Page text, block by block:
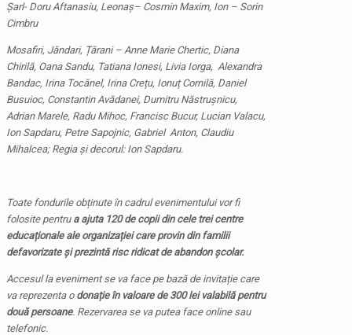
Șarl- Doru Aftanasiu, Leonaș– Cosmin Maxim, Ion – Sorin
Cimbru
Mosafiri, Jăndari, Țărani – Anne Marie Chertic, Diana
Chirilă, Oana Sandu, Tatiana Ionesi, Livia Iorga, Alexandra
Bandac, Irina Tocănel, Irina Crețu, IonuțCornilă, Daniel
Busuioc, Constantin Avădanei, Dumitru Năstrușnicu,
Adrian Marele, Radu Mihoc, Francisc Bucur, Lucian Valacu,
Ion Sapdaru, Petre Sapojnic, Gabriel Anton, Claudiu
Mihalcea; Regia și decorul: Ion Sapdaru.
Toate fondurile obținute în cadrul evenimentului vor fi
folosite pentru a ajuta 120 de copii din cele trei centre
educaționale ale organizației care provin din familii
defavorizate și prezintă risc ridicat de abandon școlar.
Accesul la eveniment se va face pe bază de invitație care
va reprezenta o donație în valoare de 300 leivalabilă pentru
două persoane. Rezervarea se va putea face online sau
telefonic.